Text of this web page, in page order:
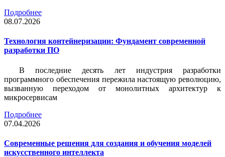
Подробнее
08.07.2026
Технология контейнеризации: Фундамент современной
разработки ПО
В последние десять лет индустрия разработки
программного обеспечения пережила настоящую революцию,
вызванную переходом от монолитных архитектур к
микросервисам
Подробнее
07.04.2026
Современные решения для создания и обучения моделей
искусственного интеллекта